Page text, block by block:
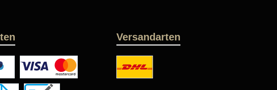
Bezahlen
Kredit- oder Debitkarte
Versandarten